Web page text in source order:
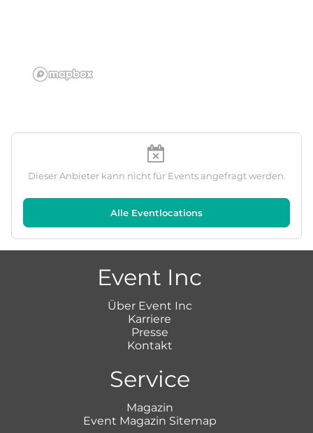
Dieser Anbieter kann nicht für Events angefragt werden.
Alle Eventlocations
Event Inc
Über Event Inc
Karriere
Presse
Kontakt
Service
Magazin
Event Magazin Sitemap